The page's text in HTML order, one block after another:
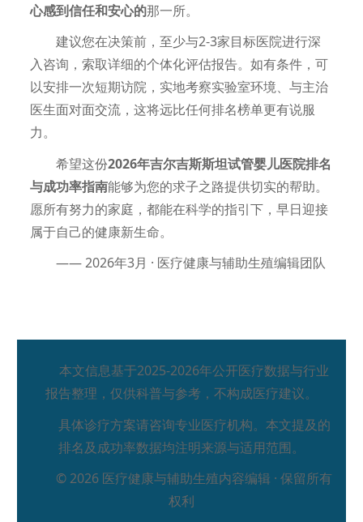
心感到信任和安心的那一所。
建议您在决策前，至少与2-3家目标医院进行深
入咨询，索取详细的个体化评估报告。如有条件，可
以安排一次短期访院，实地考察实验室环境、与主治
医生面对面交流，这将远比任何排名榜单更有说服
力。
希望这份2026年吉尔吉斯斯坦试管婴儿医院排名
与成功率指南能够为您的求子之路提供切实的帮助。
愿所有努力的家庭，都能在科学的指引下，早日迎接
属于自己的健康新生命。
—— 2026年3月 · 医疗健康与辅助生殖编辑团队
本文信息基于2025-2026年公开医疗数据与行业
报告整理，仅供科普与参考，不构成医疗建议。
具体诊疗方案请咨询专业医疗机构。本文提及的
排名及成功率数据均注明来源与适用范围。
© 2026 医疗健康与辅助生殖内容编辑 · 保留所有
权利